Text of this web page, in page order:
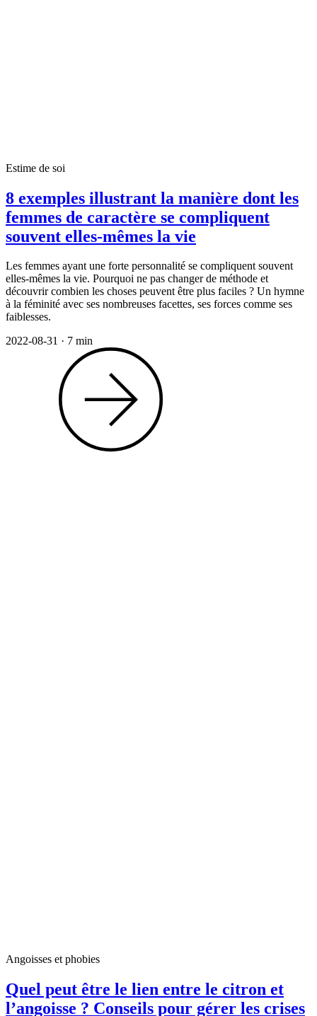
Estime de soi
8 exemples illustrant la manière dont les
femmes de caractère se compliquent
souvent elles-mêmes la vie
Les femmes ayant une forte personnalité se compliquent souvent
elles-mêmes la vie. Pourquoi ne pas changer de méthode et
découvrir combien les choses peuvent être plus faciles ? Un hymne
à la féminité avec ses nombreuses facettes, ses forces comme ses
faiblesses.
2022-08-31 · 7 min
Angoisses et phobies
Quel peut être le lien entre le citron et
l’angoisse ? Conseils pour gérer les crises